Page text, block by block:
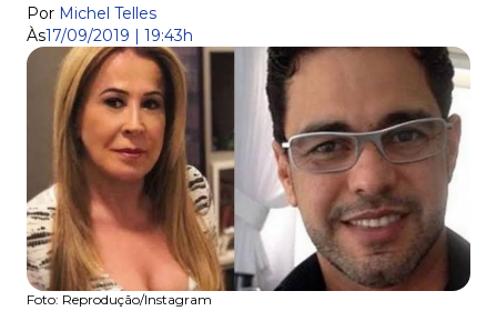
Por Michel Telles
Às17/09/2019 | 19:43h
Foto: Reprodução/Instagram